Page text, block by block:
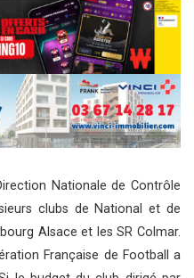
Nationale de Contrôle
clubs de National et de
Alsace et les SR Colmar.
Française de Football a